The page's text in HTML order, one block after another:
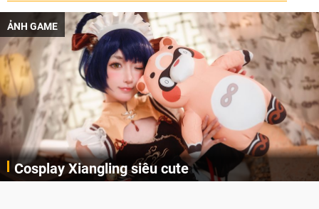
ẢNH GAME
Cosplay Xiangling siêu cute